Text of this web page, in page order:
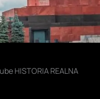
HISTORIA REALNA